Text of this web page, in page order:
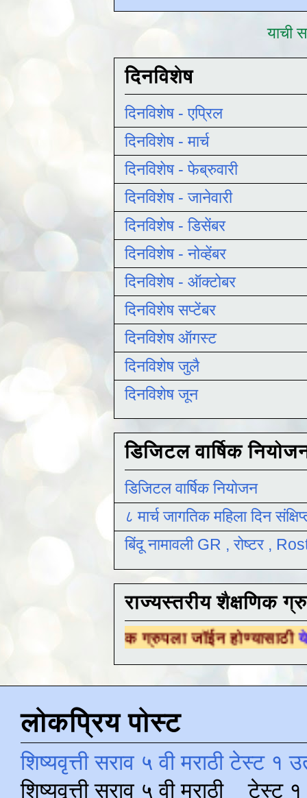
याची
दिनविशेष
दिनविशेष - एप्रिल
दिनविशेष - मार्च
दिनविशेष - फेब्रुवारी
दिनविशेष - जानेवारी
दिनविशेष - डिसेंबर
दिनविशेष - नोव्हेंबर
दिनविशेष - ऑक्टोबर
दिनविशेष सप्टेंबर
दिनविशेष ऑगस्ट
दिनविशेष जुलै
दिनविशेष जून
डिजिटल वार्षिक
डिजिटल वार्षिक नियोजन
८ मार्च जागतिक महिला दिन
बिंदू नामावली GR , रोष्टर ,
राज्यस्तरीय शैक्षणिक
शैक्षणिक ग्रुपला जॉईन होण्यासाठीयेथे क्लिक
लोकप्रिय पोस्ट
शिष्यवृत्ती सराव ५ वी मराठी टेस्ट १
शिष्यवृत्ती सराव ५ वी मराठी टेस्ट